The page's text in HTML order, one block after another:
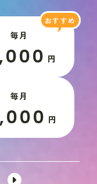
毎月
円
毎月
円